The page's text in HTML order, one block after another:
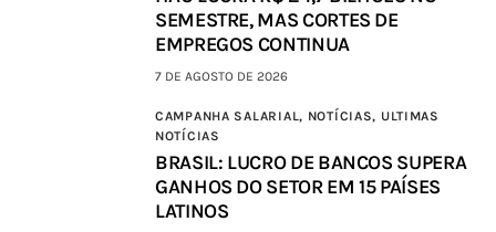
SEMESTRE, MAS CORTES DE
EMPREGOS CONTINUA
7 DE AGOSTO DE 2026
CAMPANHA SALARIAL, NOTÍCIAS, ULTIMAS
NOTÍCIAS
BRASIL: LUCRO DE BANCOS SUPERA
GANHOS DO SETOR EM 15 PAÍSES
LATINOS